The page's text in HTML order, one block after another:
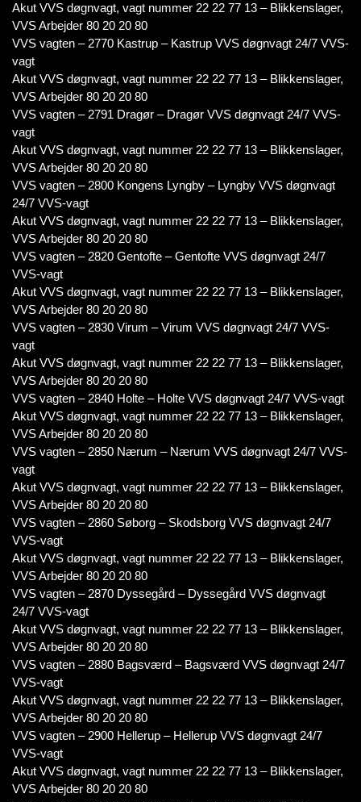
Akut VVS døgnvagt, vagt nummer 22 22 77 13 – Blikkenslager,
VVS Arbejder 80 20 20 80
VVS vagten – 2770 Kastrup – Kastrup VVS døgnvagt 24/7 VVS-
vagt
Akut VVS døgnvagt, vagt nummer 22 22 77 13 – Blikkenslager,
VVS Arbejder 80 20 20 80
VVS vagten – 2791 Dragør – Dragør VVS døgnvagt 24/7 VVS-
vagt
Akut VVS døgnvagt, vagt nummer 22 22 77 13 – Blikkenslager,
VVS Arbejder 80 20 20 80
VVS vagten – 2800 Kongens Lyngby – Lyngby VVS døgnvagt
24/7 VVS-vagt
Akut VVS døgnvagt, vagt nummer 22 22 77 13 – Blikkenslager,
VVS Arbejder 80 20 20 80
VVS vagten – 2820 Gentofte – Gentofte VVS døgnvagt 24/7
VVS-vagt
Akut VVS døgnvagt, vagt nummer 22 22 77 13 – Blikkenslager,
VVS Arbejder 80 20 20 80
VVS vagten – 2830 Virum – Virum VVS døgnvagt 24/7 VVS-
vagt
Akut VVS døgnvagt, vagt nummer 22 22 77 13 – Blikkenslager,
VVS Arbejder 80 20 20 80
VVS vagten – 2840 Holte – Holte VVS døgnvagt 24/7 VVS-vagt
Akut VVS døgnvagt, vagt nummer 22 22 77 13 – Blikkenslager,
VVS Arbejder 80 20 20 80
VVS vagten – 2850 Nærum – Nærum VVS døgnvagt 24/7 VVS-
vagt
Akut VVS døgnvagt, vagt nummer 22 22 77 13 – Blikkenslager,
VVS Arbejder 80 20 20 80
VVS vagten – 2860 Søborg – Skodsborg VVS døgnvagt 24/7
VVS-vagt
Akut VVS døgnvagt, vagt nummer 22 22 77 13 – Blikkenslager,
VVS Arbejder 80 20 20 80
VVS vagten – 2870 Dyssegård – Dyssegård VVS døgnvagt
24/7 VVS-vagt
Akut VVS døgnvagt, vagt nummer 22 22 77 13 – Blikkenslager,
VVS Arbejder 80 20 20 80
VVS vagten – 2880 Bagsværd – Bagsværd VVS døgnvagt 24/7
VVS-vagt
Akut VVS døgnvagt, vagt nummer 22 22 77 13 – Blikkenslager,
VVS Arbejder 80 20 20 80
VVS vagten – 2900 Hellerup – Hellerup VVS døgnvagt 24/7
VVS-vagt
Akut VVS døgnvagt, vagt nummer 22 22 77 13 – Blikkenslager,
VVS Arbejder 80 20 20 80